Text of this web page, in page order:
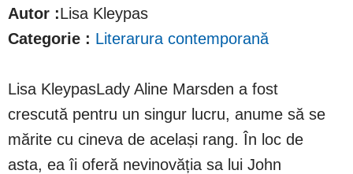
Autor :Lisa Kleypas
Categorie : Literarura contemporană
Lisa KleypasLady Aline Marsden a fost
crescută pentru un singur lucru, anume să se
mărite cu cineva de același rang. În loc de
asta, ea îi oferă nevinovăția sa lui John